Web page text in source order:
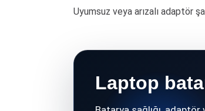
Uyumsuz veya arızalı adaptör
Laptop